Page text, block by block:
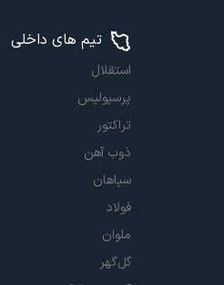
تیم های داخلی
استقلال
پرسپولیس
تراکتور
ذوب آهن
سپاهان
فولاد
ملوان
گل‌گهر